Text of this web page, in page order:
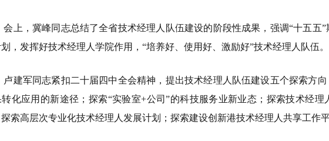
会上，冀峰同志总结了全省技术经理人队伍建设的阶段性成果，强调“十五五
，发挥好技术经理人学院作用，“培养好、使用好、激励好”技术经理人队伍。
卢建军同志紧扣二十届四中全会精神，提出技术经理人队伍建设五个探索方
化应用的新途径；探索“实验室+公司”的科技服务业新业态；探索技术经
索高层次专业化技术经理人发展计划；探索建设创新港技术经理人共享工作平